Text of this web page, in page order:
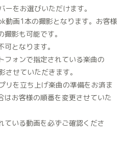
をお選びいただけます。
動画1本の撮影となります。お客様
影も可能です。
となります。
ォンで指定されている楽曲の
せていただきます。
を立ち上げ楽曲の準備をお済ま
はお客様の順番を変更させていた
いる動画を必ずご確認くださ